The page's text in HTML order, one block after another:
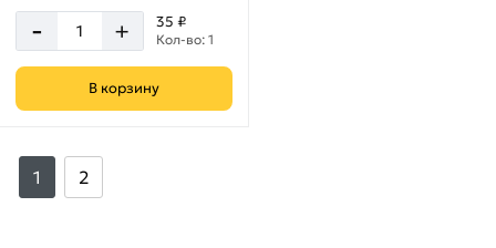
- + 35 ₽
Кол-во: 1
В корзину
1 2